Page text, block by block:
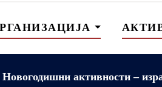
Новогодишни активности –